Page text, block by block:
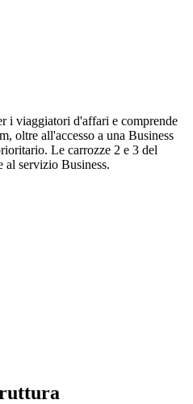
i viaggiatori d'affari e comprende
oltre all'accesso a una Business
Le carrozze 2 e 3 del
al servizio Business.